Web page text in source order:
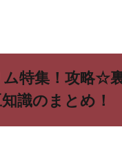
ム特集！攻略☆
識のまとめ！